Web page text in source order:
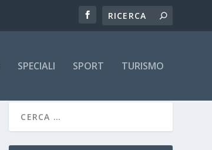
SPECIALI SPORT TURISMO